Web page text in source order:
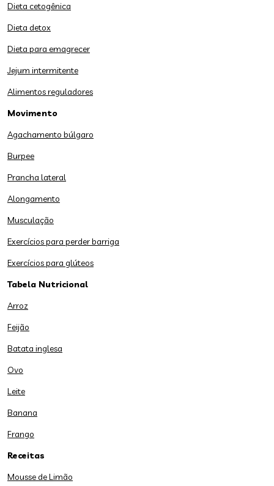
Dieta cetogênica
Dieta detox
Dieta para emagrecer
Jejum intermitente
Alimentos reguladores
Movimento
Agachamento búlgaro
Burpee
Prancha lateral
Alongamento
Musculação
Exercícios para perder barriga
Exercícios para glúteos
Tabela Nutricional
Arroz
Feijão
Batata inglesa
Ovo
Leite
Banana
Frango
Receitas
Mousse de Limão